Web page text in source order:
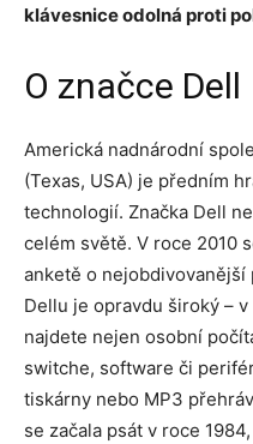
klávesnice odolná proti
O značce Dell
Americká nadnárodní
(Texas, USA) je předním
technologií. Značka Dell
celém světě. V roce 2010
anketě o
Dellu je opravdu široký –
najdete nejen osobní
switche, software či
tiskárny nebo MP3
se začala psát v roce